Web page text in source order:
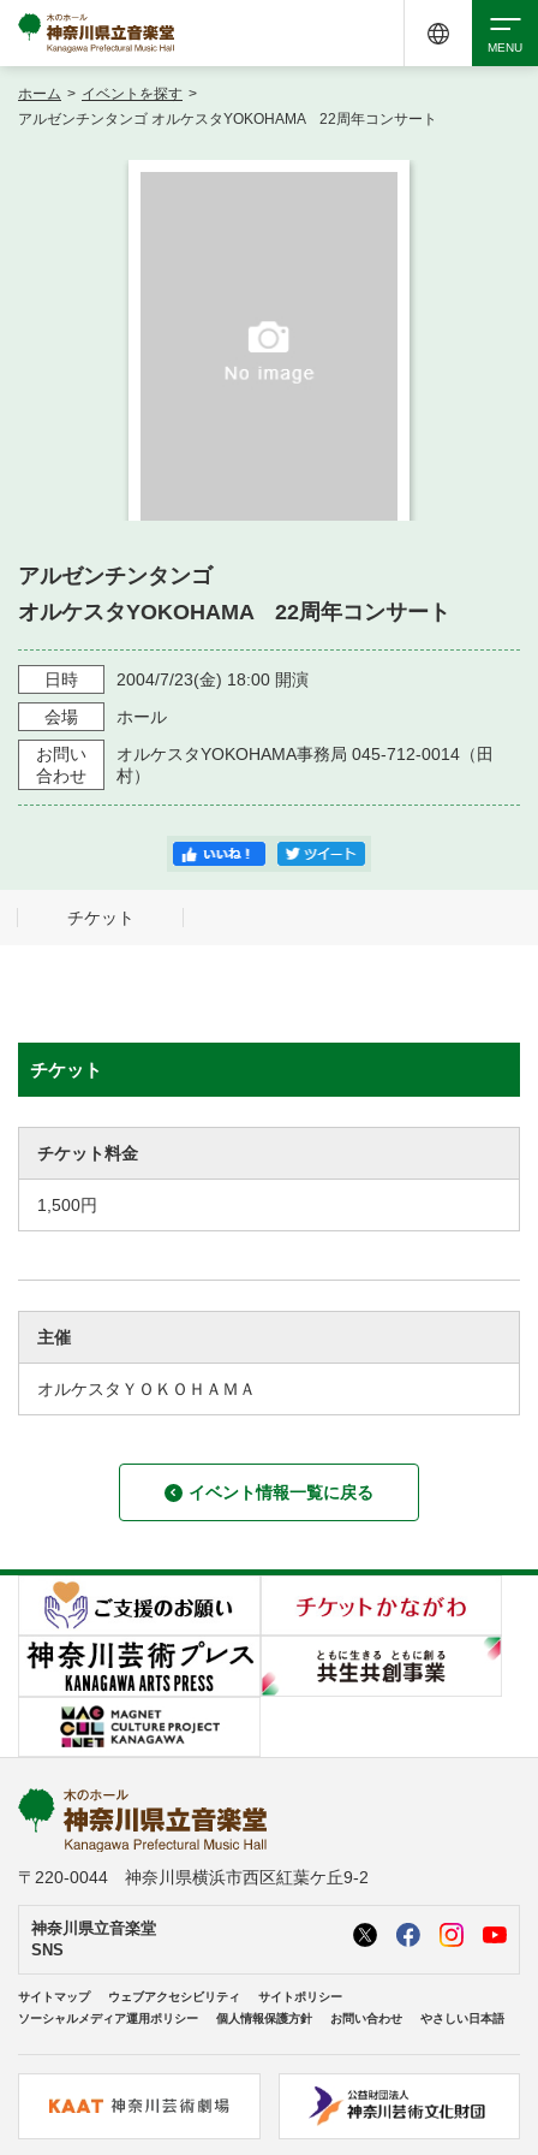
・ よくある質問
・ 施設を借りる
・ 抽選対象日
・ 利用料金
音楽堂について
・ 音楽堂のご案内
・ フロアマップ
・ 芸術参与
神奈川県立音楽堂
SNS
ホーム > イベントを探す >
アルゼンチンタンゴ オルケスタYOKOHAMA 22周年コンサート
アルゼンチンタンゴ
オルケスタYOKOHAMA 22周年コンサート
日時 2004/7/23(金) 18:00 開演
会場
ホール
お問い
合わせ
オルケスタYOKOHAMA事務局 045-712-0014（田
村）
チケット
チケット
チケット料金
1,500円
主催
オルケスタＹＯＫＯＨＡＭＡ
イベント情報一覧に戻る
〒220-0044 神奈川県横浜市西区紅葉ケ丘9-2
神奈川県立音楽堂
SNS
サイトマップ ウェブアクセシビリティ
サイトポリシー
ソーシャルメディア運用ポリシー
個人情報保護方針 お問い合わせ やさしい日本語